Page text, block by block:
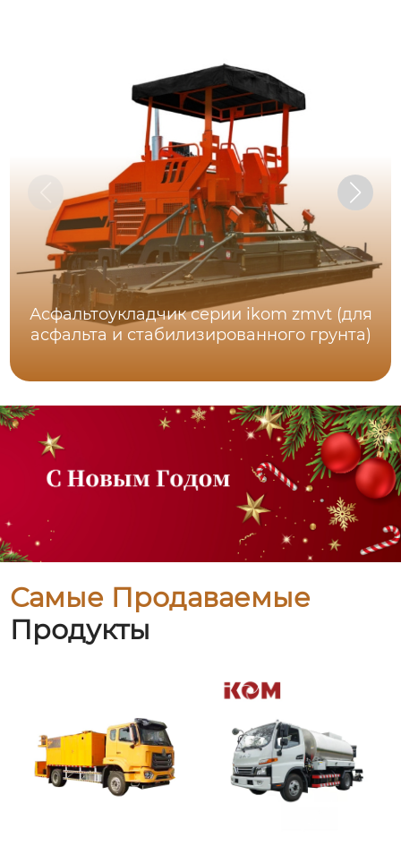
Асфальтоукладчик серии ikom zmvt (для
асфальта и стабилизированного грунта)
Самые Продаваемые
Продукты